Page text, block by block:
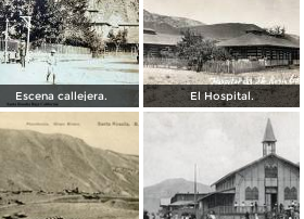
Escena callejera. El Hospital.